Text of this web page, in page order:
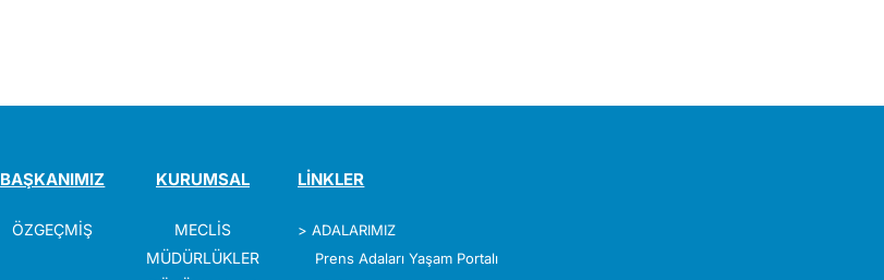
BAŞKANIMIZ
ÖZGEÇMİŞ
KURUMSAL
MECLİS
MÜDÜRLÜKLER
LİNKLER
>ADALARIMIZ
Prens Adaları Yaşam Portalı